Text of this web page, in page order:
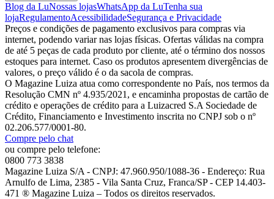
Blog da LuNossas lojasWhatsApp da LuTenha sua
lojaRegulamentoAcessibilidadeSegurança e Privacidade
Preços e condições de pagamento exclusivos para compras via
internet, podendo variar nas lojas físicas. Ofertas válidas na compra
de até 5 peças de cada produto por cliente, até o término dos nossos
estoques para internet. Caso os produtos apresentem divergências de
valores, o preço válido é o da sacola de compras.
O Magazine Luiza atua como correspondente no País, nos termos da
Resolução CMN nº 4.935/2021, e encaminha propostas de cartão de
crédito e operações de crédito para a Luizacred S.A Sociedade de
Crédito, Financiamento e Investimento inscrita no CNPJ sob o nº
02.206.577/0001-80.
Compre pelo chat
ou compre pelo telefone:
0800 773 3838
Magazine Luiza S/A - CNPJ: 47.960.950/1088-36 - Endereço: Rua
Arnulfo de Lima, 2385 - Vila Santa Cruz, Franca/SP - CEP 14.403-
471 ® Magazine Luiza – Todos os direitos reservados.